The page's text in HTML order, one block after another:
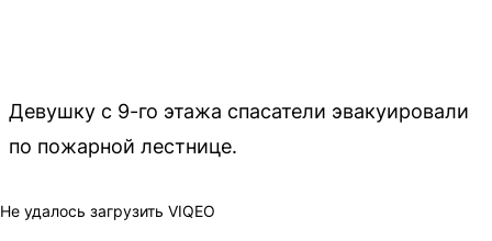
Девушку с 9-го этажа спасатели эвакуировали
по пожарной лестнице.
Не удалось загрузить VIQEO